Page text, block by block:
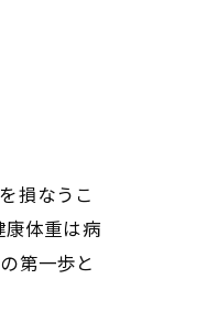
損なうこ
康体重は病
第一歩と